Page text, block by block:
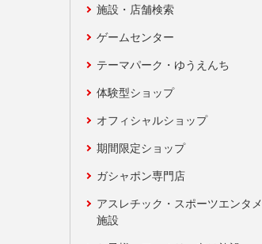
施設・店舗検索
ゲームセンター
テーマパーク・ゆうえんち
体験型ショップ
オフィシャルショップ
期間限定ショップ
ガシャポン専門店
アスレチック・スポーツエンタメ
施設